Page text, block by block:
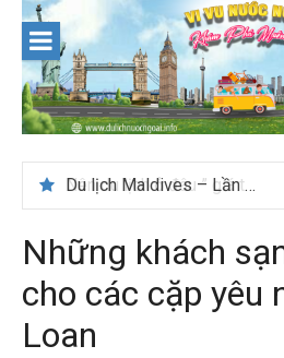
content
Nên du lịch ở đâu ” giá tốt” dịp lễ quốc khánh 2/9
Những khách
cho các cặp yêu
Loan